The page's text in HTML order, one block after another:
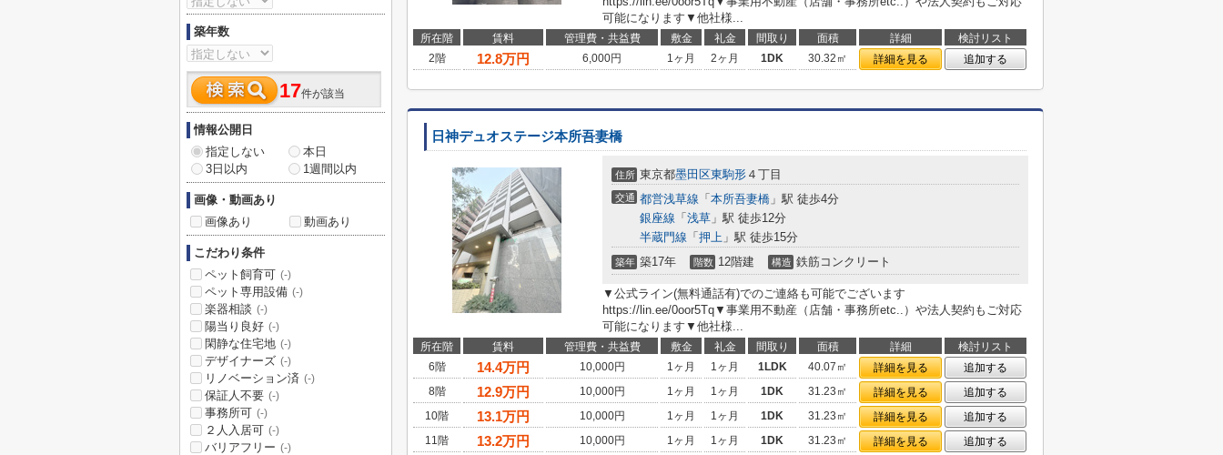
可能になります▼他社様...
所在階 賃料 管理費・共益費 敷金 礼金 間取り 面積 詳細
検討リスト
2階
12.8万円 6,000円 1ヶ月 2ヶ月 1DK 30.32㎡ 詳細を見る 追加する
日神デュオステージ本所吾妻橋
住所 東京都墨田区東駒形 ４丁目
交通 都営浅草線 「 本所吾妻橋 」駅 徒歩4分
銀座線 「 浅草 」駅 徒歩12分
半蔵門線 「 押上 」駅 徒歩15分
築年 築17年 階数 12階建 構造 鉄筋コンクリート
▼公式ライン(無料通話有)でのご連絡も可能でございます
https://lin.ee/0oor5Tq▼事業用不動産（店舗・事務所etc..）や法人契約もご対応
可能になります▼他社様...
所在階 賃料 管理費・共益費 敷金 礼金 間取り 面積 詳細
検討リスト
6階
14.4万円 10,000円 1ヶ月 1ヶ月 1LDK 40.07㎡ 詳細を見る
追加する
8階
12.9万円 10,000円 1ヶ月 1ヶ月 1DK 31.23㎡ 詳細を見る
追加する
10階
13.1万円 10,000円 1ヶ月 1ヶ月 1DK 31.23㎡ 詳細を見る
追加する
11階
13.2万円 10,000円 1ヶ月 1ヶ月 1DK 31.23㎡ 詳細を見る 追加する
築年数
17件が該当
情報公開日
指定しない
本日
3日以内
1週間以内
画像・動画あり
画像あり
動画あり
こだわり条件
ペット飼育可 (-)
ペット専用設備 (-)
楽器相談 (-)
陽当り良好 (-)
閑静な住宅地 (-)
デザイナーズ (-)
リノベーション済 (-)
保証人不要 (-)
事務所可 (-)
２人入居可 (-)
バリアフリー (-)